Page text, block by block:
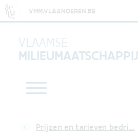
VMM.VLAANDEREN.BE
VLAAMSE
MILIEUMAATSCHAPPIJ
Prijzen en tarieven bedri…